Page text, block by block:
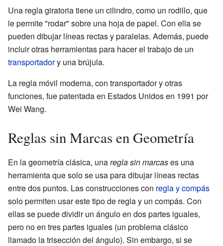
Una regla giratoria tiene un cilindro, como un rodillo, que
le permite "rodar" sobre una hoja de papel. Con ella se
pueden dibujar líneas rectas y paralelas. Además, puede
incluir otras herramientas para hacer el trabajo de un
transportadory una brújula.
La regla móvil moderna, con transportador y otras
funciones, fue patentada en Estados Unidos en 1991 por
Wei Wang.
Reglas sin Marcas en Geometría
En la geometría clásica, unaregla sin marcases una
herramienta que solo se usa para dibujar líneas rectas
entre dos puntos. Las construcciones con regla y compás
solo permiten usar este tipo de regla y un compás. Con
ellas se puede dividir un ángulo en dos partes iguales,
pero no en tres partes iguales (un problema clásico
llamado la trisección del ángulo). Sin embargo, si se